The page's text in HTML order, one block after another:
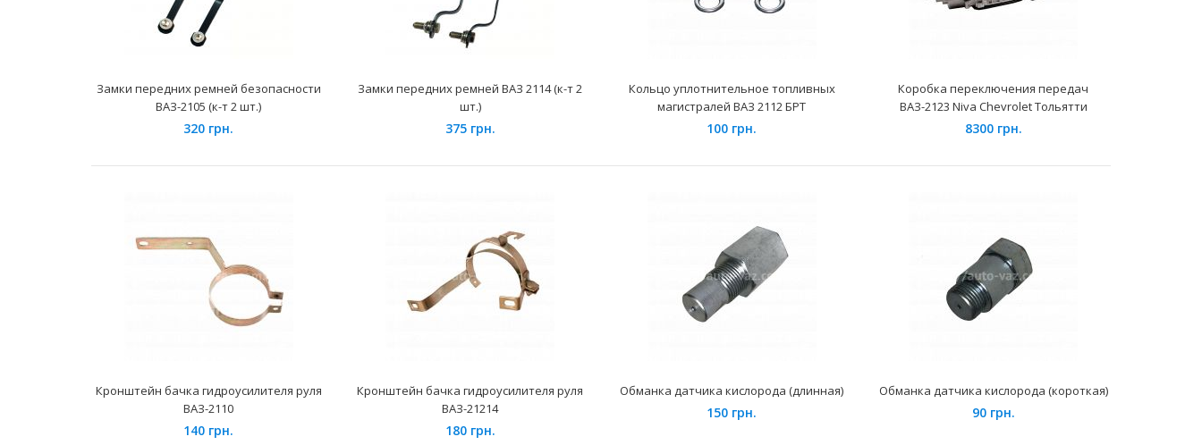
Вилка включения 5 передачи ВАЗ-2110
145 грн.
Самара, 2110, 2111, 2112, 2113, 2114,..
185 грн.
Применение на автомобилях семейства ВАЗ-2107, 21073, 21074 и их
модификаций укомплектованных инжекто..
Замки передних ремней безопасности
ВАЗ-2105 (к-т 2 шт.)
320 грн.
Замки передних ремней ВАЗ 2114 (к-т 2
шт.)
375 грн.
Кольцо уплотнительное топливных
магистралей ВАЗ 2112 БРТ
100 грн.
Коробка переключения передач
ВАЗ-2123 Niva Chevrolet Тольятти
8300 грн.
Кронштейн бачка гидроусилителя руля
ВАЗ-2110
140 грн.
Кронштейн бачка гидроусилителя руля
ВАЗ-21214
180 грн.
Обманка датчика кислорода (длинная)
150 грн.
Обманка датчика кислорода (короткая)
90 грн.